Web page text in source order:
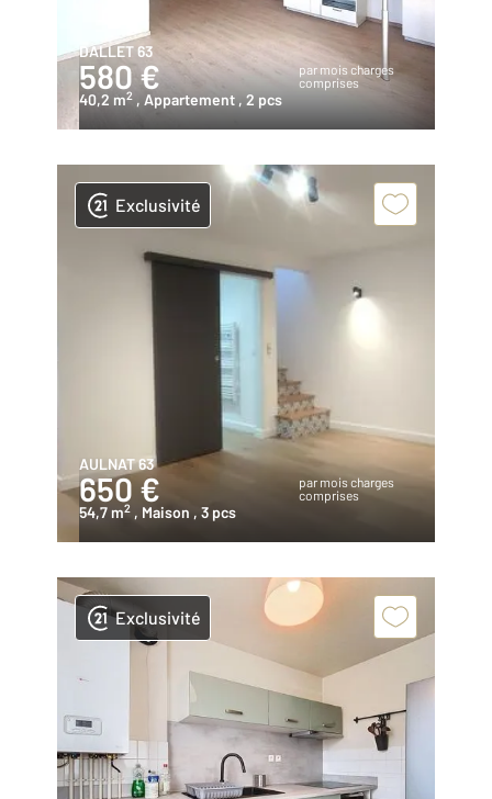
DALLET 63
580 €
par mois charges
comprises
40,2 m2 , Appartement , 2 pcs
Exclusivité
AULNAT 63
650 €
par mois charges
comprises
54,7 m2 , Maison , 3 pcs
Exclusivité